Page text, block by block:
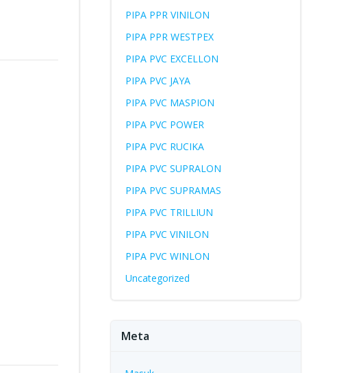
PIPA PPR VINILON
PIPA PPR WESTPEX
PIPA PVC EXCELLON
PIPA PVC JAYA
PIPA PVC MASPION
PIPA PVC POWER
PIPA PVC RUCIKA
PIPA PVC SUPRALON
PIPA PVC SUPRAMAS
PIPA PVC TRILLIUN
PIPA PVC VINILON
PIPA PVC WINLON
Uncategorized
Meta